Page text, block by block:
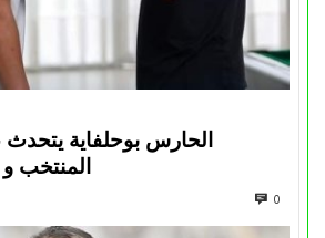
الحارس بوحلفاية
المنتخب
0